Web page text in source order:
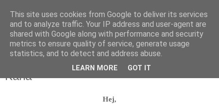
wtorek, 3 czerwca 2025
Junk Journal Travel Kit Summer 2025 |
Kaha
Hej,
This site uses cookies from Google to deliver its services
and to analyze traffic. Your IP address and user-agent are
shared with Google along with performance and security
metrics to ensure quality of service, generate usage
statistics, and to detect and address abuse.
LEARN MORE GOT IT